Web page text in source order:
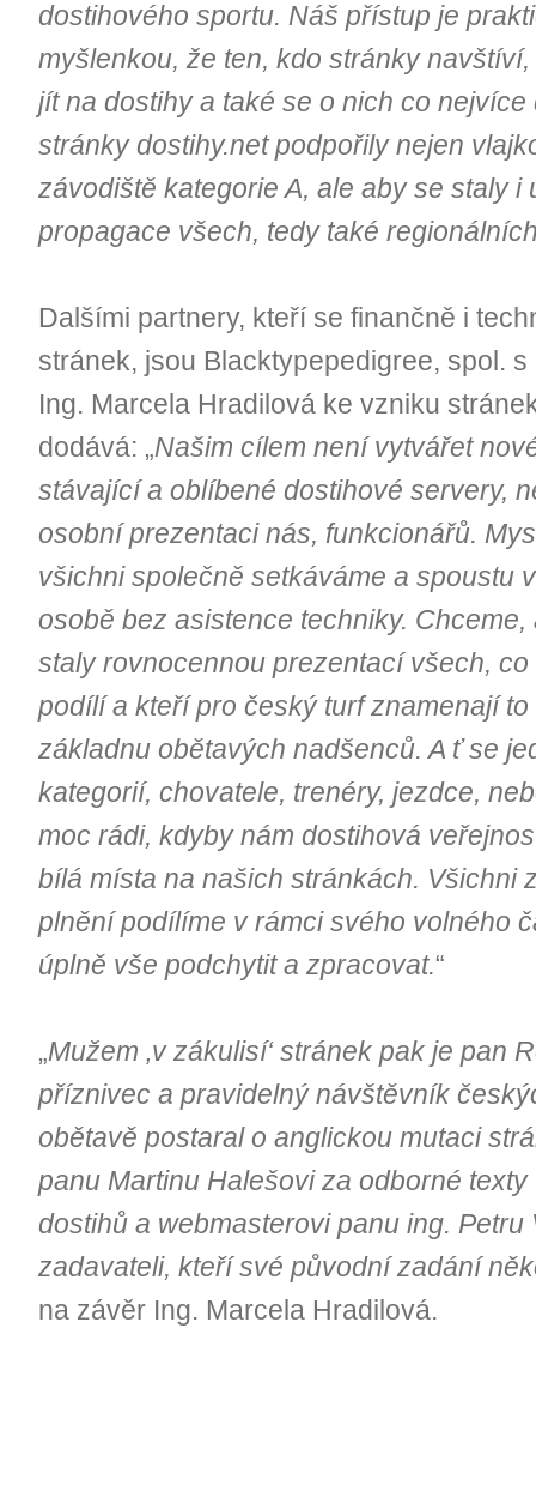
dostihového sportu. Náš přístup je
myšlenkou, že ten, kdo stránky
jít na dostihy a také se o nich co
stránky dostihy.net podpořily nejen
závodiště kategorie A, ale aby se staly i
propagace všech, tedy také
Dalšími partnery, kteří se finančně i
stránek, jsou Blacktypepedigree, spol.
Ing. Marcela Hradilová ke vzniku
dodává: „Našim cílem není vytvářet
stávající a oblíbené dostihové servery,
osobní prezentaci nás, funkcionářů.
všichni společně setkáváme a spoustu
osobě bez asistence techniky.
staly rovnocennou prezentací všech,
podílí a kteří pro český turf znamenají
základnu obětavých nadšenců. A ť se
kategorií, chovatele, trenéry, jezdce,
moc rádi, kdyby nám dostihová
bílá místa na našich stránkách. Všichni
plnění podílíme v rámci svého volného
úplně vše podchytit a zpracovat.“
„Mužem ‚v zákulisí‘ stránek pak je pan
příznivec a pravidelný návštěvník
obětavě postaral o anglickou mutaci
panu Martinu Halešovi za odborné
dostihů a webmasterovi panu ing.
zadavateli, kteří své původní zadání
na závěr Ing. Marcela Hradilová.